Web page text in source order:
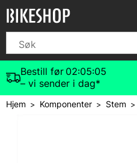
Bestill før 02:05:05
– vi sender i dag*
Hjem> Komponenter> Stem>